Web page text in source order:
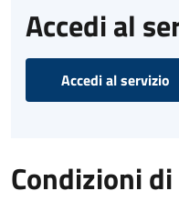
Accedi al
Accedi al servizio
Condizioni